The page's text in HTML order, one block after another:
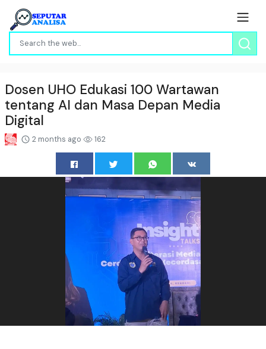
Dosen UHO Edukasi 100 Wartawan
tentang AI dan Masa Depan Media
Digital
2 months ago 162